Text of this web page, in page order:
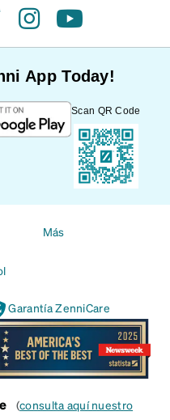
instagramyoutube
App Today!
Scan QR Code
Más
Garantía ZenniCare
(consulta aquí nuestro